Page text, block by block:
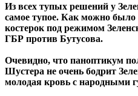
Из всех тупых решений у
самое тупое. Как можно
костерок под режимом
ГБР против Бутусова.
Очевидно, что паноптикум
Шустера не очень бодрит
молодая кровь с народными